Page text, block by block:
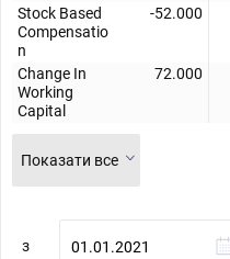
Stock Based
Compensatio
n
-52.000
Change In
Working
Capital
72.000
Показати все
з